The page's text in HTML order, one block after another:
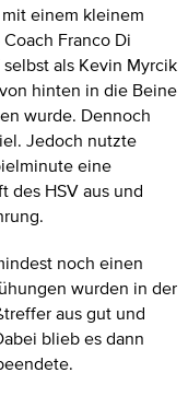
einem kleinem
Franco Di
als Kevin Myrcik
hinten in die Beine
wurde. Dennoch
Jedoch nutzte
eine
des HSV aus und
noch einen
wurden in der
aus gut und
blieb es dann